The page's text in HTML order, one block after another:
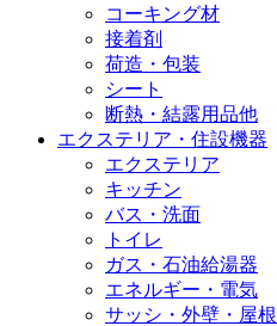
コーキング材
接着剤
荷造・包装
シート
断熱・結露用品他
エクステリア・住設機器
エクステリア
キッチン
バス・洗面
トイレ
ガス・石油給湯器
エネルギー・電気
サッシ・外壁・屋根